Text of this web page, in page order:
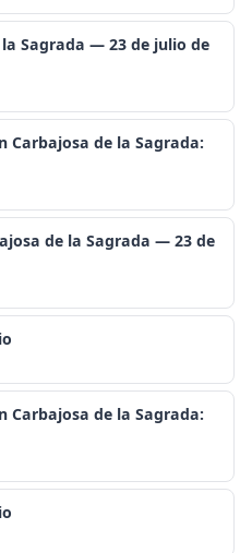
Sagrada — 23 de julio de
Carbajosa de la Sagrada:
de la Sagrada — 23 de
Carbajosa de la Sagrada: